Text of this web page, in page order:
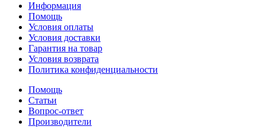
Информация
Помощь
Условия оплаты
Условия доставки
Гарантия на товар
Условия возврата
Политика конфиденциальности
Помощь
Статьи
Вопрос-ответ
Производители